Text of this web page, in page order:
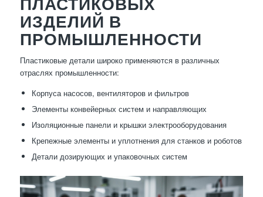
ИЗДЕЛИЙ В
ПРОМЫШЛЕННОСТИ
Пластиковые детали широко применяются в различных
отраслях промышленности:
Корпуса насосов, вентиляторов и фильтров
Элементы конвейерных систем и направляющих
Изоляционные панели и крышки электрооборудования
Крепежные элементы и уплотнения для станков и роботов
Детали дозирующих и упаковочных систем